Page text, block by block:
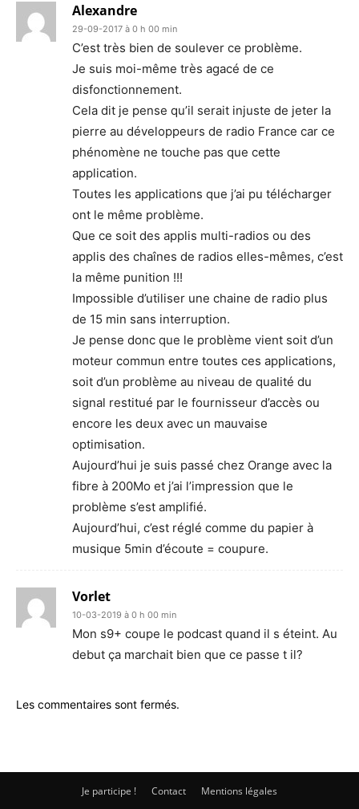
Alexandre
29-09-2017 à 0 h 00 min
C’est très bien de soulever ce problème.
Je suis moi-même très agacé de ce
disfonctionnement.
Cela dit je pense qu’il serait injuste de jeter la
pierre au développeurs de radio France car ce
phénomène ne touche pas que cette
application.
Toutes les applications que j’ai pu télécharger
ont le même problème.
Que ce soit des applis multi-radios ou des
applis des chaînes de radios elles-mêmes, c’est
la même punition !!!
Impossible d’utiliser une chaine de radio plus
de 15 min sans interruption.
Je pense donc que le problème vient soit d’un
moteur commun entre toutes ces applications,
soit d’un problème au niveau de qualité du
signal restitué par le fournisseur d’accès ou
encore les deux avec un mauvaise
optimisation.
Aujourd’hui je suis passé chez Orange avec la
fibre à 200Mo et j’ai l’impression que le
problème s’est amplifié.
Aujourd’hui, c’est réglé comme du papier à
musique 5min d’écoute = coupure.
Vorlet
10-03-2019 à 0 h 00 min
Mon s9+ coupe le podcast quand il s éteint. Au
debut ça marchait bien que ce passe t il?
Les commentaires sont fermés.
Je participe ! Contact Mentions légales